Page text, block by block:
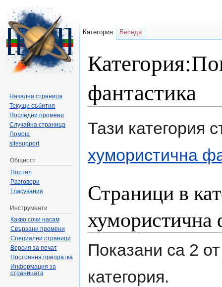
фантастика
Тази категория
хумористична
Страници в
хумористична
Показани са 2
категория.
Категория Беседа
Начална страница
Текущи събития
Последни промени
Случайна страница
Помощ
sitesupport
Общност
Портал
Разговори
Гласувания
Инструменти
Какво сочи насам
Свързани промени
Специални страници
Версия за печат
Постоянна препратка
Информация за
страницата